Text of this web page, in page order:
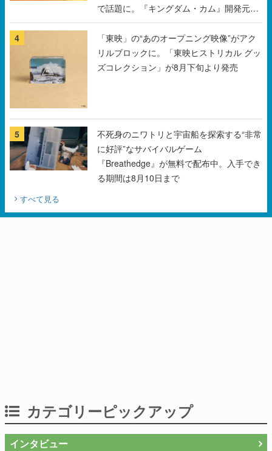
で話題に。『キングダム・カム』開発元や
チェコのプロ野球選手から称賛の声
4
「東映」の“あのオープニング映像”がアク
リルブロックに。「東映ヒストリカル グッ
ズコレクション」が8月下旬より発売
5
不死身のニワトリと宇宙船を探索する“非常
に好評”なサバイバルゲーム
『Breathedge』が無料で配布中。入手でき
る期間は8月10日まで
すべて見る
カテゴリーピックアップ
インタビュー